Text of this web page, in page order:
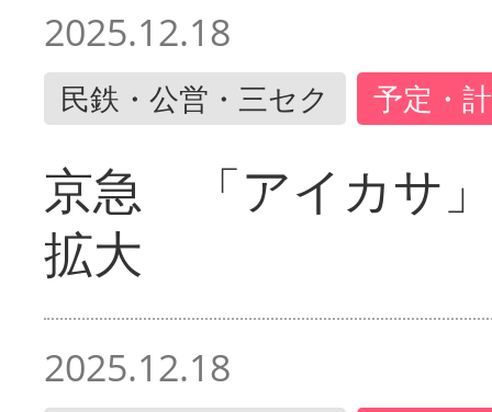
2025.12.18
民鉄・公営・三セク 予定・
京急 「アイカサ
拡大
2025.12.18